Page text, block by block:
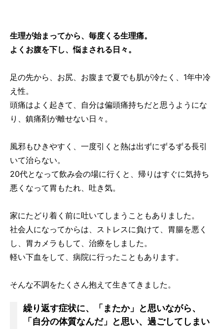
生理が始まってから、毎度くる生理痛。
よくお腹を下し、悩まされる日々。
足の先から、お尻、お腹まで夏でも肌が冷たく、1年中冷
え性。
頭痛はよく起きて、自分は偏頭痛持ちだと思うようにな
り、鎮痛剤が離せない日々。
風邪もひきやすく、一度引くと熱は出ずにずるずる長引
いて治らない。
20代となって飲み会の場に行くと、帰りはすぐに気持ち
悪くなって胃もたれ、吐き気。
家にたどり着く前に吐いてしまうこともありました。
社会人になってからは、ストレスに負けて、胃腸を悪く
し、胃カメラもして、治療をしました。
軽い下血をして、病院に行ったこともあります。
そんな不調をたくさん抱えて生きてきました。
繰り返す症状に、「またか」と思いながら、
「自分の体質なんだ」と思い、過ごしてしまい